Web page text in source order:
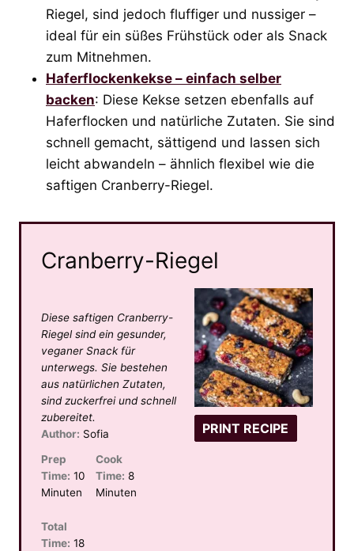
Riegel, sind jedoch fluffiger und nussiger –
ideal für ein süßes Frühstück oder als Snack
zum Mitnehmen.
Haferflockenkekse – einfach selber
backen: Diese Kekse setzen ebenfalls auf
Haferflocken und natürliche Zutaten. Sie sind
schnell gemacht, sättigend und lassen sich
leicht abwandeln – ähnlich flexibel wie die
saftigen Cranberry-Riegel.
Cranberry-Riegel
PRINT RECIPE
Diese saftigen Cranberry-
Riegel sind ein gesunder,
veganer Snack für
unterwegs. Sie bestehen
aus natürlichen Zutaten,
sind zuckerfrei und schnell
zubereitet.
Author: Sofia
Prep
Time: 10
Minuten
Cook
Time: 8
Minuten
Total
Time: 18